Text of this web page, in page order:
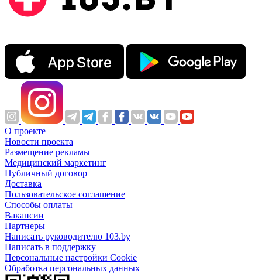
О проекте
Новости проекта
Размещение рекламы
Медицинский маркетинг
Публичный договор
Доставка
Пользовательское соглашение
Способы оплаты
Вакансии
Партнеры
Написать руководителю 103.by
Написать в поддержку
Персональные настройки Cookie
Обработка персональных данных